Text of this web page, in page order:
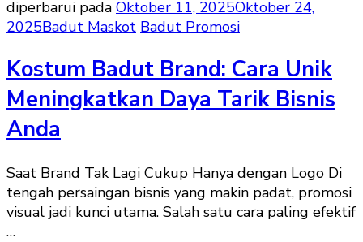
diperbarui pada Oktober 11, 2025Oktober 24,
2025Badut Maskot Badut Promosi
Kostum Badut Brand: Cara Unik
Meningkatkan Daya Tarik Bisnis
Anda
Saat Brand Tak Lagi Cukup Hanya dengan Logo Di
tengah persaingan bisnis yang makin padat, promosi
visual jadi kunci utama. Salah satu cara paling efektif
…